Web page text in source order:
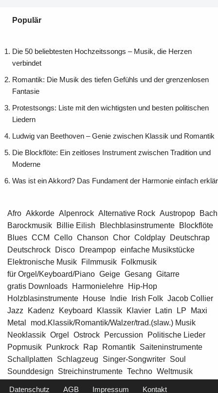
Populär
Die 50 beliebtesten Hochzeitssongs – Musik, die Herzen
verbindet
Romantik: Die Musik des tiefen Gefühls und der grenzenlosen
Fantasie
Protestsongs: Liste mit den wichtigsten und besten politischen
Liedern
Ludwig van Beethoven – Genie zwischen Klassik und Romantik
Die Blockflöte: Ein zeitloses Instrument zwischen Tradition und
Moderne
Was ist ein Akkord? Das Fundament der Harmonie einfach
Afro Akkorde Alpenrock Alternative Rock Austropop Bach
Barockmusik Billie Eilish Blechblasinstrumente Blockflöte
Blues CCM Cello Chanson Chor Coldplay Deutschrap
Deutschrock Disco Dreampop einfache Musikstücke
Elektronische Musik Filmmusik Folkmusik
für Orgel/Keyboard/Piano Geige Gesang Gitarre
gratis Downloads Harmonielehre Hip-Hop
Holzblasinstrumente House Indie Irish Folk Jacob Collier
Jazz
Kadenz Keyboard Klassik Klavier Latin LP
Maxi
Metal
mod.Klassik/Romantik/Walzer/trad.(slaw.) Musik
Neoklassik Orgel Ostrock Percussion
Politische Lieder
Popmusik Punkrock Rap Romantik Saiteninstrumente
Schallplatten
Schlagzeug Singer-Songwriter Soul
Sounddesign
Streichinstrumente Techno Weltmusik
Datenschutz AGB Impressum Kontakt